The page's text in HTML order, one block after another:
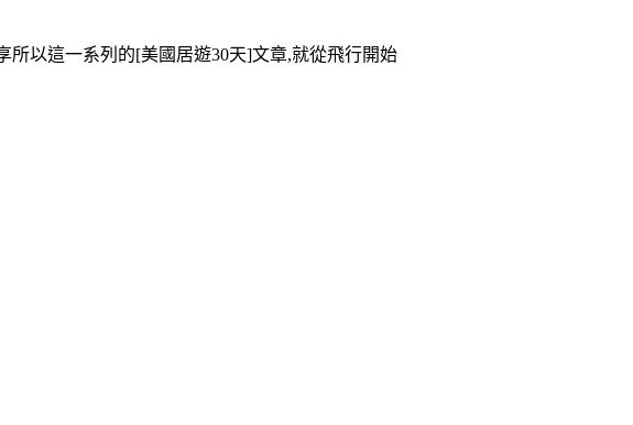
所以這一系列的[美國居遊30天]文章,就從飛行開始